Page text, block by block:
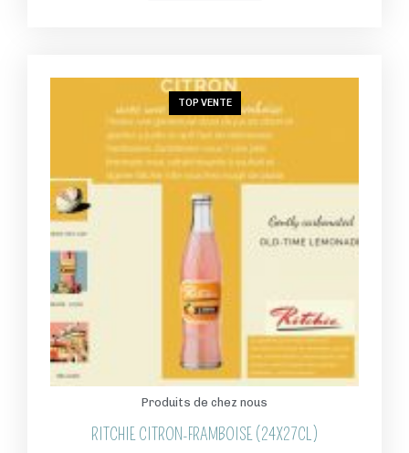
TOP VENTE
Produits de chez nous
RITCHIE CITRON-FRAMBOISE (24X27CL)